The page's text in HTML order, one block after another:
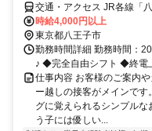
交通・アクセス JR各線「
子駅」徒歩5分
時給4,000円以上
東京都八王子市
勤務時間詳細 勤務時間：
♪ ◆完全自由シフト ◆終電
仕事内容 お客様のご案内
ー越しの接客がメインで
グに覚えられるシンプル
う子には優しい...